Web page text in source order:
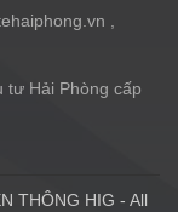
,
tư Hải Phòng cấp
THÔNG HIG - All